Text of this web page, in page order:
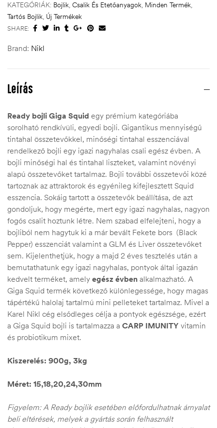
KATEGÓRIÁK: Bojlik, Csalik És Etetőanyagok, Minden Termék,
Tartós Bojlik, Új Termékek
SHARE:
Brand: Nikl
Leírás
Ready bojli Giga Squid egy prémium kategóriába
sorolható rendkívüli, egyedi bojli. Gigantikus mennyiségű
tintahal összetevőkkel, minőségi tintahal esszenciával
rendelkező bojli egy igazi nagyhalas csali egész évben. A
bojli minőségi hal és tintahal liszteket, valamint növényi
alapú összetevőket tartalmaz. Bojli további összetevői közé
tartoznak az attraktorok és egyénileg kifejlesztett Squid
esszencia. Sokáig tartott a összetevők beállítása, de azt
gondoljuk, hogy megérte, mert egy igazi nagyhalas, nagyon
fogós csalit hoztunk létre. Nem szabad elfelejteni, hogy a
bojliból nem hagytuk ki a már bevált Fekete bors (Black
Pepper) esszenciát valamint a GLM és Liver összetevőket
sem. Kijelenthetjük, hogy a majd 2 éves tesztelés után a
bemutathatunk egy igazi nagyhalas, pontyok által igazán
kedvelt terméket, amely egész évben alkalmazható. A
Giga Squid termék következő különlegessége, hogy magas
tápértékű halolaj tartalmú mini pelleteket tartalmaz. Mivel a
Karel Nikl cég elsődleges célja a pontyok egészsége, ezért
a Giga Squid bojli is tartalmazza a CARP IMUNITY vitamin
és probiotikum mixet.
Kiszerelés: 900g, 3kg
Méret: 15,18,20,24,30mm
Figyelem: A Ready bojlik esetében előfordulhatnak árnyalat
beli eltérések, melyek a gyártás során felhasznált